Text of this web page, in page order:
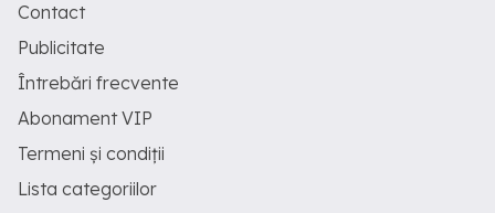
Contact
Publicitate
Întrebări frecvente
Abonament VIP
Termeni și condiții
Lista categoriilor